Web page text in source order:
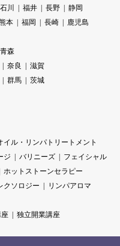
石川 福井 長野
静岡
本 福岡 長崎
鹿児島
青森
奈良
滋賀
群馬 茨城
イル・リンパトリートメント
ジ バリニーズ
フェイシャル
ホットストーンセラピー
クソロジー
リンパアロマ
独立開業講座